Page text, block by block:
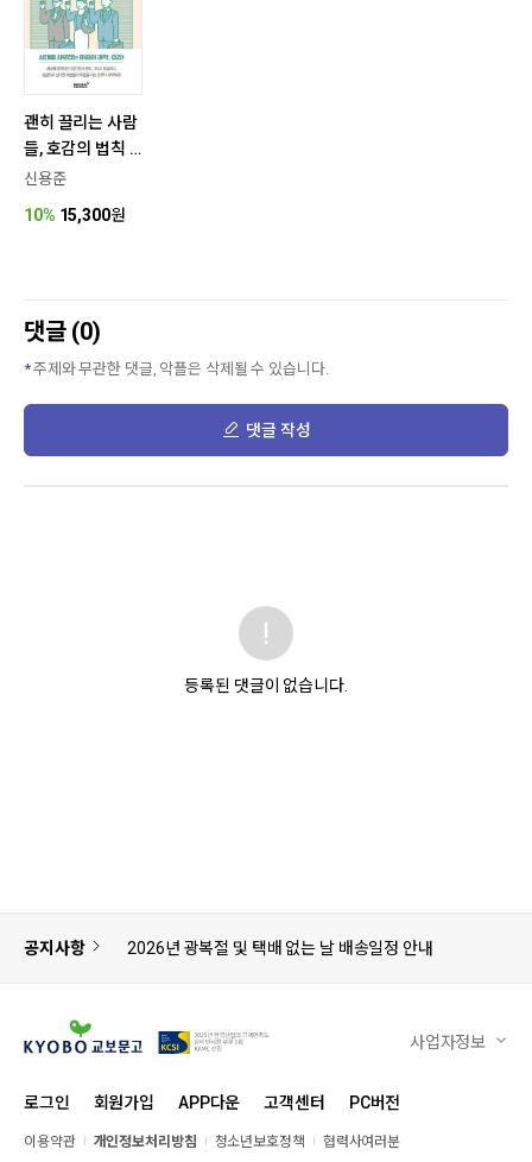
괜히 끌리는 사람
들, 호감의 법칙 5
0
신용준
10% 15,300원
댓글 (0)
주제와 무관한 댓글, 악플은 삭제될 수 있습니다.
댓글 작성
등록된 댓글이 없습니다.
공지사항 2026년 광복절 및 택배 없는 날 배송일정 안내
사업자정보
로그인 회원가입 APP다운 고객센터 PC버전
이용약관 개인정보처리방침 청소년보호정책 협력사여러분